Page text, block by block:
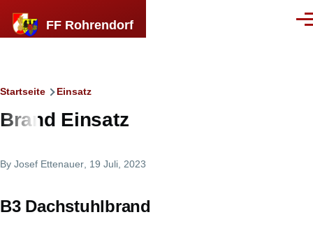
FF Rohrendorf
Breadcrumb
Startseite Einsatz
Brand Einsatz
By Josef Ettenauer , 19 Juli, 2023
B3 Dachstuhlbrand